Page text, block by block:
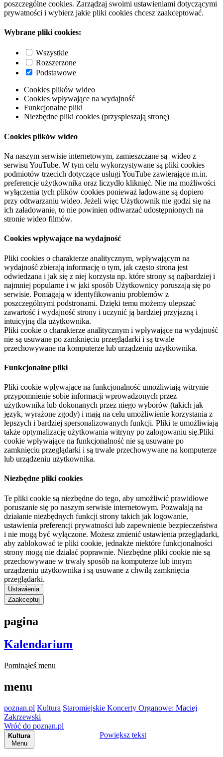
poszczególne cookies. Zarządzaj swoimi ustawieniami dotyczącymi
prywatności i wybierz jakie pliki cookies chcesz zaakceptować.
Wybrane pliki cookies:
Wszystkie
Rozszerzone
Podstawowe
Cookies plików wideo
Cookies wpływające na wydajność
Funkcjonalne pliki
Niezbędne pliki cookies (przyspieszają stronę)
Cookies plików wideo
Na naszym serwisie internetowym, zamieszczane są wideo z
serwisu YouTube. W tym celu wykorzystywane są pliki cookies
podmiotów trzecich dotyczące usługi YouTube zawierające m.in.
preferencje użytkownika oraz liczydło kliknięć. Nie ma możliwości
wyłączenia tych plików cookies ponieważ ładowane są dopiero
przy odtwarzaniu wideo. Jeżeli więc Użytkownik nie godzi się na
ich załadowanie, to nie powinien odtwarzać udostępnionych na
stronie wideo filmów.
Cookies wpływające na wydajność
Pliki cookies o charakterze analitycznym, wpływającym na
wydajność zbierają informację o tym, jak często strona jest
odwiedzana i jak się z niej korzysta np. które strony są najbardziej i
najmniej popularne i w jaki sposób Użytkownicy poruszają się po
serwisie. Pomagają w identyfikowaniu problemów z
poszczególnymi podstronami. Dzięki temu możemy ulepszać
zawartość i wydajność strony i uczynić ją bardziej przyjazną i
intuicyjną dla użytkownika.
Pliki cookie o charakterze analitycznym i wpływające na wydajność
nie są usuwane po zamknięciu przeglądarki i są trwale
przechowywane na komputerze lub urządzeniu użytkownika.
Funkcjonalne pliki
Pliki cookie wpływające na funkcjonalność umożliwiają witrynie
przypomnienie sobie informacji wprowadzonych przez
użytkownika lub dokonanych przez niego wyborów (takich jak
język, wyrażone zgody) i mają na celu umożliwienie korzystania z
lepszych i bardziej spersonalizowanych funkcji. Pliki te umożliwiają
także optymalizację użytkowania witryny po zalogowaniu się.Pliki
cookie wpływające na funkcjonalność nie są usuwane po
zamknięciu przeglądarki i są trwale przechowywane na komputerze
lub urządzeniu użytkownika.
Niezbędne pliki cookies
Te pliki cookie są niezbędne do tego, aby umożliwić prawidłowe
poruszanie się po naszym serwisie internetowym. Pozwalają na
działanie niezbędnych funkcji strony takich jak logowanie,
ustawienia preferencji prywatności lub zapewnienie bezpieczeństwa
i nie mogą być wyłączone. Możesz zmienić ustawienia przeglądarki,
aby zablokować te pliki cookie, jednakże niektóre funkcjonalności
strony mogą nie działać poprawnie. Niezbędne pliki cookie nie są
przechowywane w trwały sposób na komputerze lub innym
urządzeniu użytkownika i są usuwane z chwilą zamknięcia
przeglądarki.
Ustawienia
Zaakceptuj
pagina
Kalendarium
Pominąłeś menu
menu
poznan.pl Kultura Staromiejskie Koncerty Organowe: Maciej
Zakrzewski
Wróć do poznan.pl
Kultura
Menu
Powiększ tekst